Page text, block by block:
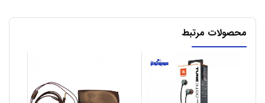
محصولات مرتبط